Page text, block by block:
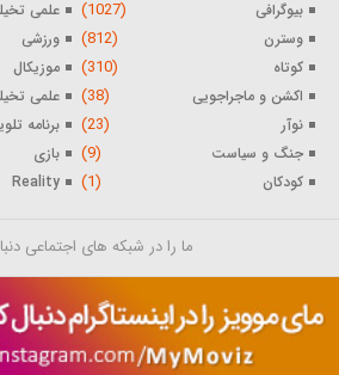
بیوگرافی (1027) علمی
وسترن (812) ورزشی
کوتاه (310) موزیکال
اکشن و ماجراجویی (38) علمی
نوآر (23) برنامه
جنگ و سیاست (9) بازی
کودکان (1)
Reality
ما را در شبکه های اجتماعی